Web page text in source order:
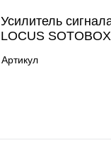
Усилитель
LOCUS SOTOBOX
Артикул